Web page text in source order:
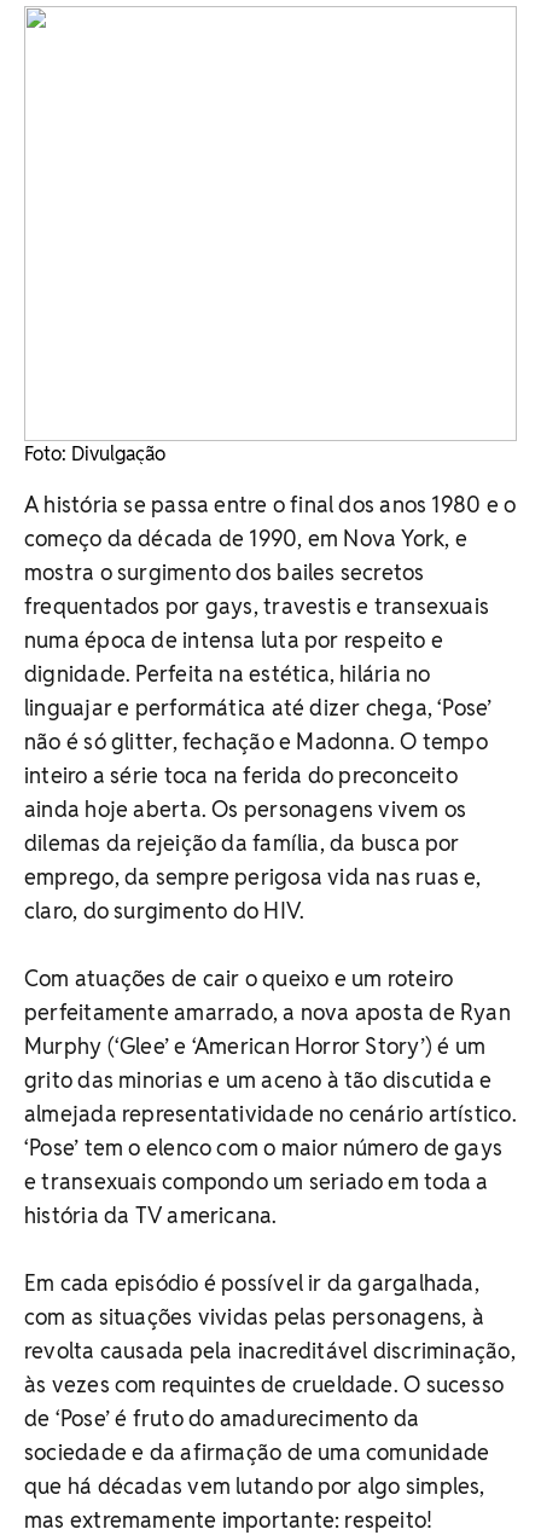
Foto: Divulgação
A história se passa entre o final dos anos 1980 e o
começo da década de 1990, em Nova York, e
mostra o surgimento dos bailes secretos
frequentados por gays, travestis e transexuais
numa época de intensa luta por respeito e
dignidade. Perfeita na estética, hilária no
linguajar e performática até dizer chega, ‘Pose’
não é só glitter, fechação e Madonna. O tempo
inteiro a série toca na ferida do preconceito
ainda hoje aberta. Os personagens vivem os
dilemas da rejeição da família, da busca por
emprego, da sempre perigosa vida nas ruas e,
claro, do surgimento do HIV.
Com atuações de cair o queixo e um roteiro
perfeitamente amarrado, a nova aposta de Ryan
Murphy (‘Glee’ e ‘American Horror Story’) é um
grito das minorias e um aceno à tão discutida e
almejada representatividade no cenário artístico.
‘Pose’ tem o elenco com o maior número de gays
e transexuais compondo um seriado em toda a
história da TV americana.
Em cada episódio é possível ir da gargalhada,
com as situações vividas pelas personagens, à
revolta causada pela inacreditável discriminação,
às vezes com requintes de crueldade. O sucesso
de ‘Pose’ é fruto do amadurecimento da
sociedade e da afirmação de uma comunidade
que há décadas vem lutando por algo simples,
mas extremamente importante: respeito!